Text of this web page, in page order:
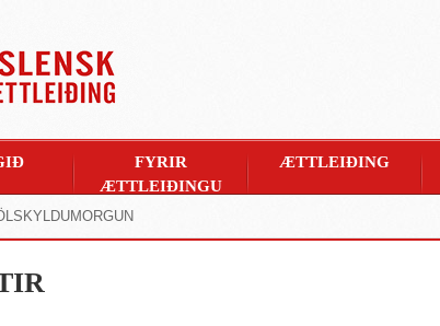
FYRIR
ÆTTLEIÐINGU
ÆTTLEIÐING